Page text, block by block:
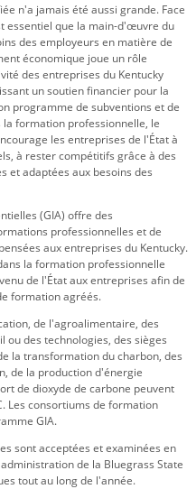
n'a jamais été aussi grande. Face
essentiel que la main-d'œuvre du
des employeurs en matière de
économique joue un rôle
des entreprises du Kentucky
un soutien financier pour la
programme de subventions et de
formation professionnelle, le
les entreprises de l'État à
à rester compétitifs grâce à des
et adaptées aux besoins des
(GIA) offre des
professionnelles et de
aux entreprises du Kentucky.
la formation professionnelle
de l'État aux entreprises afin de
formation agréés.
de l'agroalimentaire, des
ou des technologies, des sièges
la transformation du charbon, des
de la production d'énergie
de dioxyde de carbone peuvent
Les consortiums de formation
GIA.
sont acceptées et examinées en
de la Bluegrass State
tout au long de l'année.